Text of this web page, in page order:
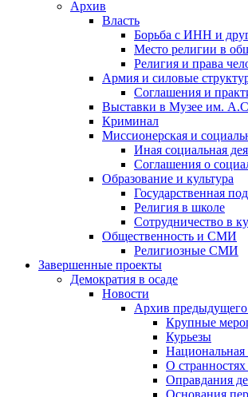
Архив
Власть
Борьба с ИНН и
Место религии в
Религия и права
Армия и силовые
Соглашения и
Выставки в Музее им.
Криминал
Миссионерская и
Иная социальная
Соглашения о
Образование и культура
Государственная
Религия в школе
Сотрудничество в
Общественность и СМИ
Религиозные СМИ
Завершенные проекты
Демократия в осаде
Новости
Архив предыдущего
Крупные
Курьезы
Национальная
О
Оправдания